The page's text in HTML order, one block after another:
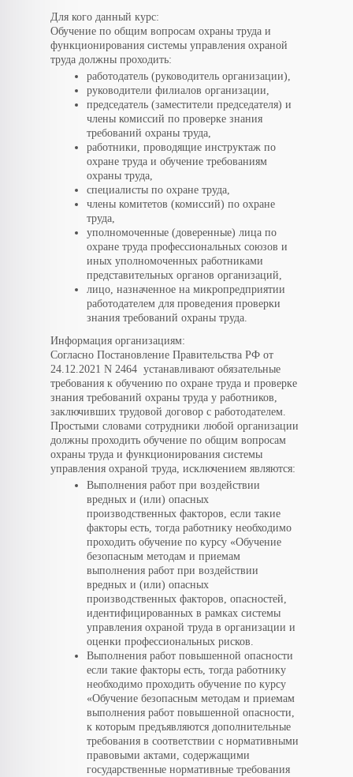
Для кого данный курс:
Обучение по общим вопросам охраны труда и
функционирования системы управления охраной
труда должны проходить:
работодатель (руководитель организации),
руководители филиалов организации,
председатель (заместители председателя) и
члены комиссий по проверке знания
требований охраны труда,
работники, проводящие инструктаж по
охране труда и обучение требованиям
охраны труда,
специалисты по охране труда,
члены комитетов (комиссий) по охране
труда,
уполномоченные (доверенные) лица по
охране труда профессиональных союзов и
иных уполномоченных работниками
представительных органов организаций,
лицо, назначенное на микропредприятии
работодателем для проведения проверки
знания требований охраны труда.
Информация организациям:
Согласно Постановление Правительства РФ от
24.12.2021 N 2464 устанавливают обязательные
требования к обучению по охране труда и проверке
знания требований охраны труда у работников,
заключивших трудовой договор с работодателем.
Простыми словами сотрудники любой организации
должны проходить обучение по общим вопросам
охраны труда и функционирования системы
управления охраной труда, исключением являются:
Выполнения работ при воздействии
вредных и (или) опасных
производственных факторов, если такие
факторы есть, тогда работнику необходимо
проходить обучение по курсу «Обучение
безопасным методам и приемам
выполнения работ при воздействии
вредных и (или) опасных
производственных факторов, опасностей,
идентифицированных в рамках системы
управления охраной труда в организации и
оценки профессиональных рисков.
Выполнения работ повышенной опасности
если такие факторы есть, тогда работнику
необходимо проходить обучение по курсу
«Обучение безопасным методам и приемам
выполнения работ повышенной опасности,
к которым предъявляются дополнительные
требования в соответствии с нормативными
правовыми актами, содержащими
государственные нормативные требования